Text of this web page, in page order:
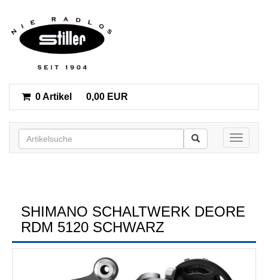
0 Artikel 0,00 EUR
Toggle
SHIMANO SCHALTWERK DEORE
RDM 5120 SCHWARZ